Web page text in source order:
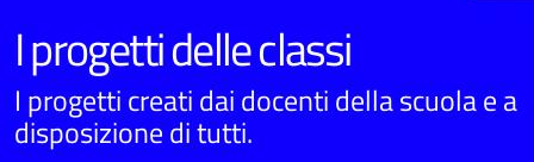
I progetti delle classi
I progetti creati dai docenti della scuola e a
disposizione di tutti.